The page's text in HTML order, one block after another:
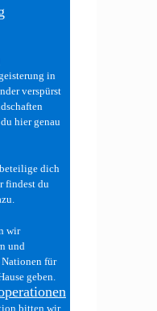
in
verspürst
hier genau
dich
findest du
wir
und
für
geben.
bitten wir